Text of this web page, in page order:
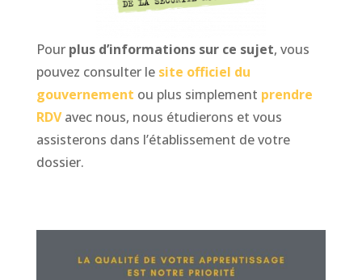
Pour plus d’informations sur ce sujet, vous
pouvez consulter le site officiel du
gouvernement ou plus simplement prendre
RDVavec nous, nous étudierons et vous
assisterons dans l’établissement de votre
dossier.